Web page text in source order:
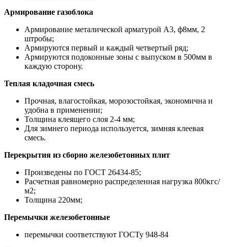
Армирование газоблока
Армирование металической арматурой А3, ф8мм, 2
штробы;
Армируются первый и каждый четвертый ряд;
Армируются подоконные зоны с выпуском в 500мм в
каждую сторону.
Теплая кладочная смесь
Прочная, влагостойкая, морозостойкая, экономична и
удобна в применении;
Толщина клеящего слоя 2-4 мм;
Для зимнего периода используется, зимняя клеевая
смесь.
Перекрытия из сборно железобетонных плит
Произведены по ГОСТ 26434-85;
Расчетная равномерно распределенная нагрузка 800кгс/
м2;
Толщина 220мм;
Перемычки железобетонные
перемычки соответствуют ГОСТу 948-84